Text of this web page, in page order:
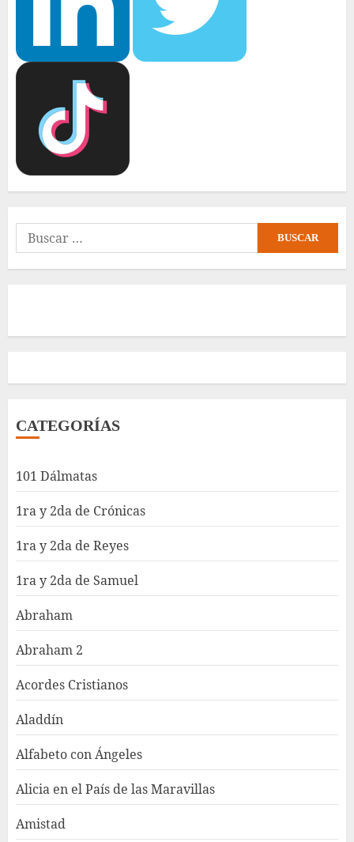
Buscar:
CATEGORÍAS
101 Dálmatas
1ra y 2da de Crónicas
1ra y 2da de Reyes
1ra y 2da de Samuel
Abraham
Abraham 2
Acordes Cristianos
Aladdín
Alfabeto con Ángeles
Alicia en el País de las Maravillas
Amistad